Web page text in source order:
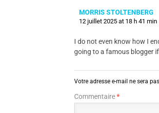
MORRIS STOLTENBERG
12 juillet 2025 at 18 h 41 min
I do not even know how I
going to a famous blogger
Votre adresse e-mail ne sera
Commentaire*